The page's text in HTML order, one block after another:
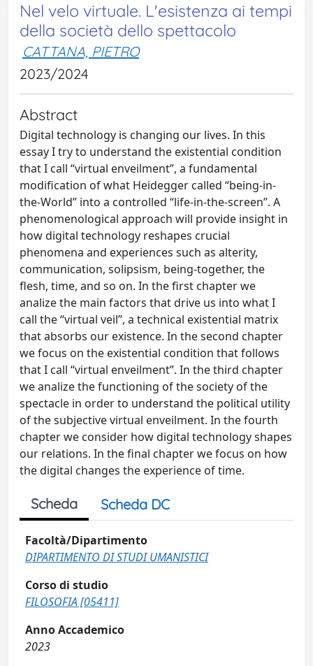
Nel velo virtuale. L'esistenza ai tempi
della società dello spettacolo
CATTANA, PIETRO
2023/2024
Abstract
Digital technology is changing our lives. In this
essay I try to understand the existential condition
that I call “virtual enveilment”, a fundamental
modification of what Heidegger called “being-in-
the-World” into a controlled “life-in-the-screen”. A
phenomenological approach will provide insight in
how digital technology reshapes crucial
phenomena and experiences such as alterity,
communication, solipsism, being-together, the
flesh, time, and so on. In the first chapter we
analize the main factors that drive us into what I
call the “virtual veil”, a technical existential matrix
that absorbs our existence. In the second chapter
we focus on the existential condition that follows
that I call “virtual enveilment”. In the third chapter
we analize the functioning of the society of the
spectacle in order to understand the political utility
of the subjective virtual enveilment. In the fourth
chapter we consider how digital technology shapes
our relations. In the final chapter we focus on how
the digital changes the experience of time.
Scheda Scheda DC
Facoltà/Dipartimento
DIPARTIMENTO DI STUDI UMANISTICI
Corso di studio
FILOSOFIA [05411]
Anno Accademico
2023